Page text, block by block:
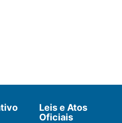
Leis e Atos
Oficiais